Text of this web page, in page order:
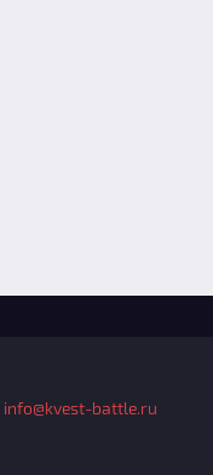
info@kvest-battle.ru